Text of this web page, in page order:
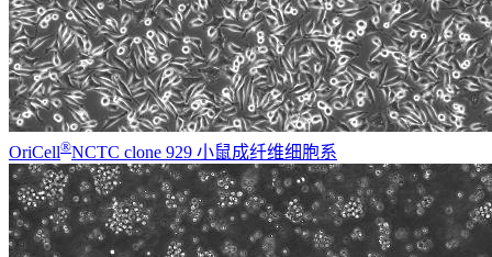
OriCell®NCTC clone 929 小鼠成纤维细胞系